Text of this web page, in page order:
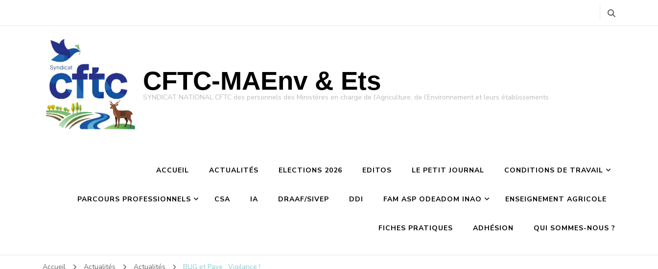
CFTC-MAEnv & Ets
SYNDICAT NATIONAL CFTC des personnels des Ministères en charge de l’Agriculture, de l’Environnement et leurs établissements
ACCUEIL ACTUALITÉS ELECTIONS 2026 EDITOS LE PETIT JOURNAL CONDITIONS DE TRAVAIL
PARCOURS PROFESSIONNELS CSA IA DRAAF/SIVEP DDI FAM ASP ODEADOM INAO ENSEIGNEMENT AGRICOLE
FICHES PRATIQUES ADHÉSION QUI SOMMES-NOUS ?
Accueil Actualités Actualités BUG et Paye : Vigilance !